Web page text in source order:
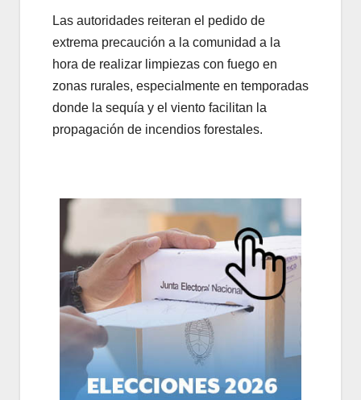
Las autoridades reiteran el pedido de
extrema precaución a la comunidad a la
hora de realizar limpiezas con fuego en
zonas rurales, especialmente en temporadas
donde la sequía y el viento facilitan la
propagación de incendios forestales.